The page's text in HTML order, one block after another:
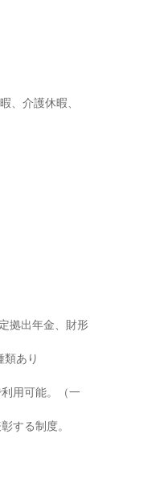
拠出年金、財形
あり
用可能。（一
する制度。